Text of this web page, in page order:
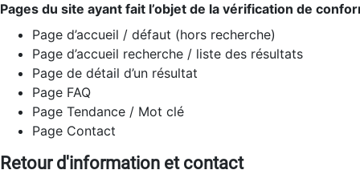
Pages du site ayant fait l’objet de la vérification de
Page d’accueil / défaut (hors recherche)
Page d’accueil recherche / liste des résultats
Page de détail d’un résultat
Page FAQ
Page Tendance / Mot clé
Page Contact
Retour d'information et contact